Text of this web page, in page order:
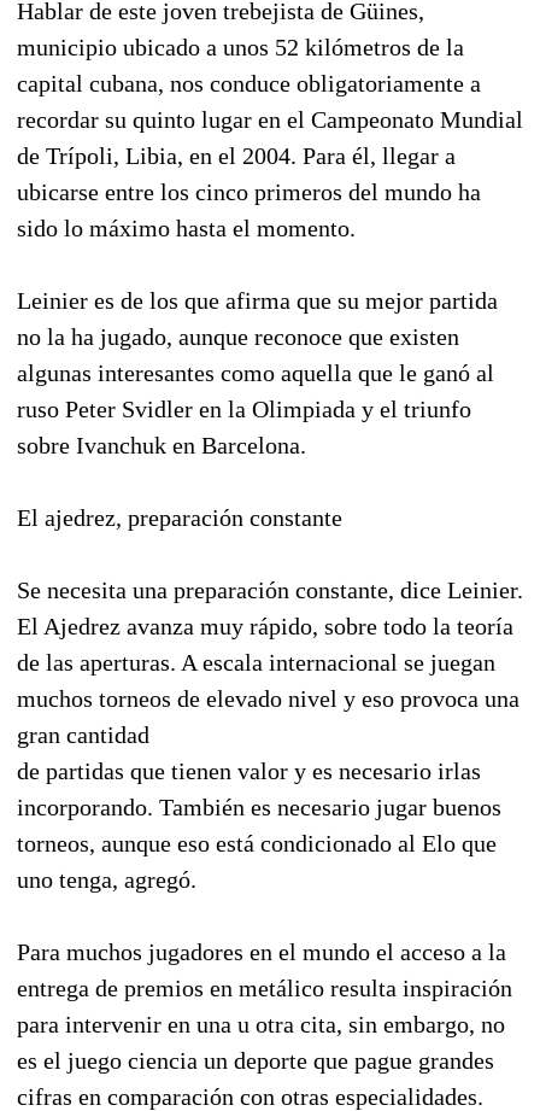
Hablar de este joven trebejista de Güines,
municipio ubicado a unos 52 kilómetros de la
capital cubana, nos conduce obligatoriamente a
recordar su quinto lugar en el Campeonato Mundial
de Trípoli, Libia, en el 2004. Para él, llegar a
ubicarse entre los cinco primeros del mundo ha
sido lo máximo hasta el momento.
Leinier es de los que afirma que su mejor partida
no la ha jugado, aunque reconoce que existen
algunas interesantes como aquella que le ganó al
ruso Peter Svidler en la Olimpiada y el triunfo
sobre Ivanchuk en Barcelona.
El ajedrez, preparación constante
Se necesita una preparación constante, dice Leinier.
El Ajedrez avanza muy rápido, sobre todo la teoría
de las aperturas. A escala internacional se juegan
muchos torneos de elevado nivel y eso provoca una
gran cantidad
de partidas que tienen valor y es necesario irlas
incorporando. También es necesario jugar buenos
torneos, aunque eso está condicionado al Elo que
uno tenga, agregó.
Para muchos jugadores en el mundo el acceso a la
entrega de premios en metálico resulta inspiración
para intervenir en una u otra cita, sin embargo, no
es el juego ciencia un deporte que pague grandes
cifras en comparación con otras especialidades.